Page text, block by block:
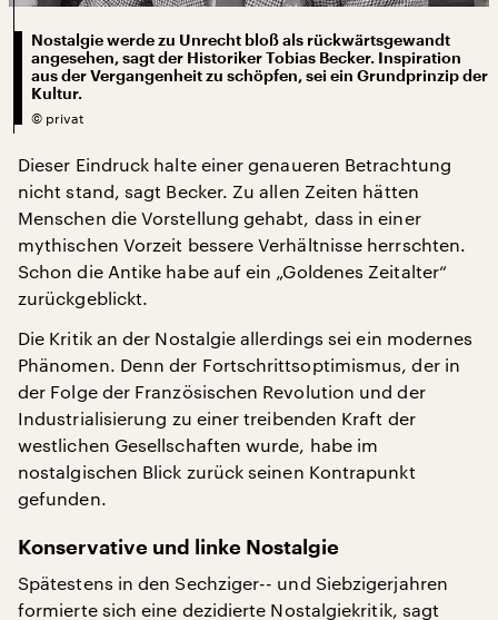
Nostalgie werde zu Unrecht bloß als rückwärtsgewandt
angesehen, sagt der Historiker Tobias Becker. Inspiration
aus der Vergangenheit zu schöpfen, sei ein Grundprinzip der
Kultur.
© privat
Dieser Eindruck halte einer genaueren Betrachtung
nicht stand, sagt Becker. Zu allen Zeiten hätten
Menschen die Vorstellung gehabt, dass in einer
mythischen Vorzeit bessere Verhältnisse herrschten.
Schon die Antike habe auf ein „Goldenes Zeitalter“
zurückgeblickt.
Die Kritik an der Nostalgie allerdings sei ein modernes
Phänomen. Denn der Fortschrittsoptimismus, der in
der Folge der Französischen Revolution und der
Industrialisierung zu einer treibenden Kraft der
westlichen Gesellschaften wurde, habe im
nostalgischen Blick zurück seinen Kontrapunkt
gefunden.
Konservative und linke Nostalgie
Spätestens in den Sechziger-- und Siebzigerjahren
formierte sich eine dezidierte Nostalgiekritik, sagt